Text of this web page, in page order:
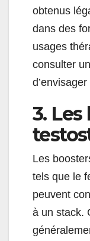
obtenus
dans des
usages
consulter
3.
Les
tels que le
peuvent
à un stack.